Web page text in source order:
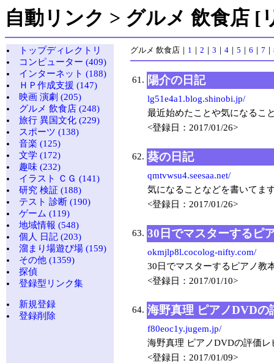
自動リンク > グルメ 飲食店 [
トップディレクトリ
コンピューター (409)
インターネット (188)
ＨＰ作成支援 (147)
映画 演劇 (205)
グルメ 飲食店 (248)
旅行 異国文化 (229)
スポーツ (138)
音楽 (125)
文学 (172)
趣味 (232)
イラスト ＣＧ (141)
研究 検証 (188)
テスト 診断 (190)
ゲーム (119)
地域情報 (548)
個人 日記 (203)
溜まり場遊び場 (159)
その他 (1359)
探偵
登録型リンク集
新規登録
登録削除
グルメ 飲食店 ｜ 1 ｜ 2 ｜ 3 ｜ 4 ｜ 5 ｜ 6 ｜ 7 ｜
61. 陽介の日記
lg51e4a1.blog.shinobi.jp/
最近始めたことや気になるこ
<登録日：2017/01/26>
62. 葵の日記
qmtvwsu4.seesaa.net/
気になることなどを書いてま
<登録日：2017/01/26>
63. 30日でマスターするピ
okmjlp8l.cocolog-nifty.com/
30日でマスターするピアノ教
<登録日：2017/01/10>
64. 海野真理 ピアノDVDの
f80eoc1y.jugem.jp/
海野真理 ピアノDVDの評価レ
<登録日：2017/01/09>